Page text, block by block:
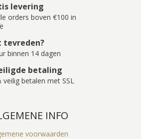
levering
orders boven €100 in
tevreden?
binnen 14 dagen
betaling
veilig betalen met SSL
INFO
voorwaarden